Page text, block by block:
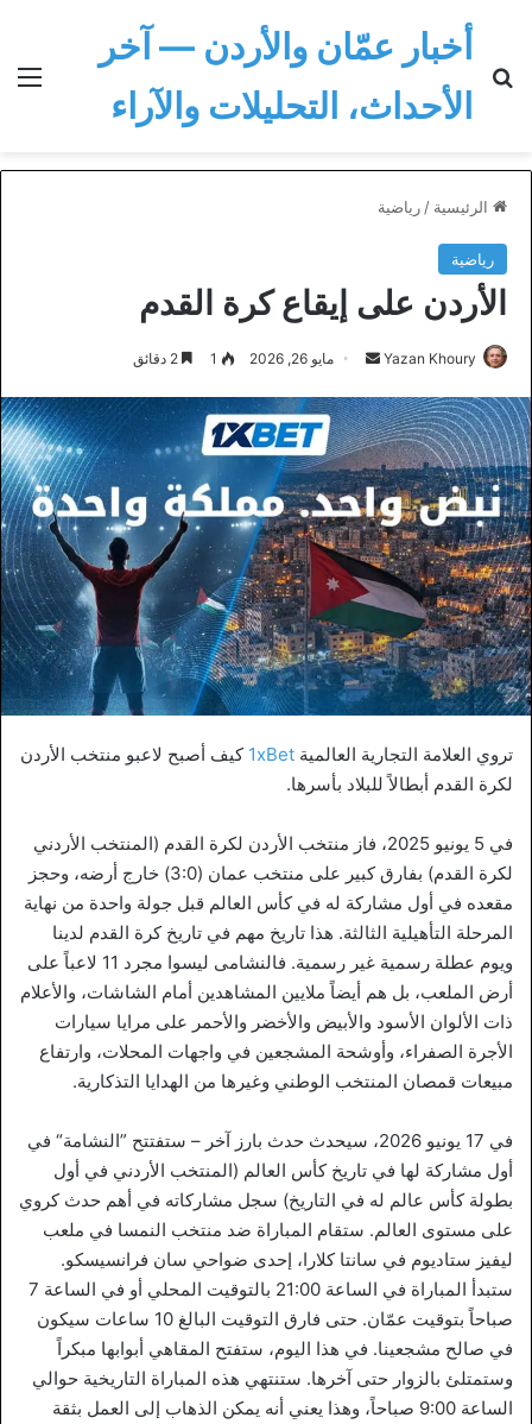
أخبار عمّان والأردن — آخر
الأحداث، التحليلات والآراء
الرئيسية / رياضية
رياضية
الأردن على إيقاع كرة القدم
Yazan Khoury
أرسل
إلكترونيا
مايو 26, 2026 1
تروي العلامة التجارية العالمية 1xBet كيف أصبح لاعبو منتخب الأردن
لكرة القدم أبطالاً للبلاد بأسرها.
في 5 يونيو 2025، فاز منتخب الأردن لكرة القدم (المنتخب الأردني
لكرة القدم) بفارق كبير على منتخب عمان (3:0) خارج أرضه، وحجز
مقعده في أول مشاركة له في كأس العالم قبل جولة واحدة من نهاية
المرحلة التأهيلية الثالثة. هذا تاريخ مهم في تاريخ كرة القدم لدينا
ويوم عطلة رسمية غير رسمية. فالنشامى ليسوا مجرد 11 لاعباً على
أرض الملعب، بل هم أيضاً ملايين المشاهدين أمام الشاشات، والأعلام
ذات الألوان الأسود والأبيض والأخضر والأحمر على مرايا سيارات
الأجرة الصفراء، وأوشحة المشجعين في واجهات المحلات، وارتفاع
مبيعات قمصان المنتخب الوطني وغيرها من الهدايا التذكارية.
في 17 يونيو 2026، سيحدث حدث بارز آخر – ستفتتح ”النشامة“ في
أول مشاركة لها في تاريخ كأس العالم (المنتخب الأردني في أول
بطولة كأس عالم له في التاريخ) سجل مشاركاته في أهم حدث كروي
على مستوى العالم. ستقام المباراة ضد منتخب النمسا في ملعب
ليفيز ستاديوم في سانتا كلارا، إحدى ضواحي سان فرانسيسكو.
ستبدأ المباراة في الساعة 21:00 بالتوقيت المحلي أو في الساعة 7
صباحاً بتوقيت عمّان. حتى فارق التوقيت البالغ 10 ساعات سيكون
في صالح مشجعينا. في هذا اليوم، ستفتح المقاهي أبوابها مبكراً
وستمتلئ بالزوار حتى آخرها. ستنتهي هذه المباراة التاريخية حوالي
الساعة 9:00 صباحاً، وهذا يعني أنه يمكن الذهاب إلى العمل بثقة